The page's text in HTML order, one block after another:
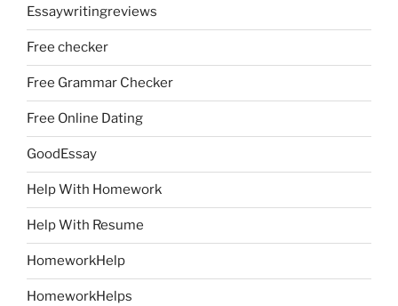
Essaywritingreviews
Free checker
Free Grammar Checker
Free Online Dating
GoodEssay
Help With Homework
Help With Resume
HomeworkHelp
HomeworkHelps